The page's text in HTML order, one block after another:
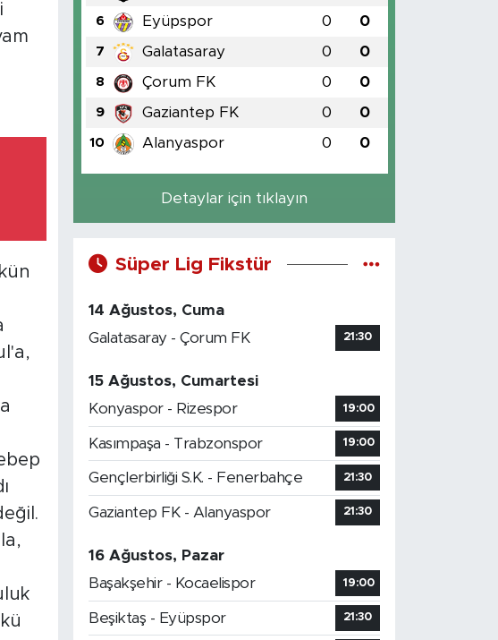
6 Eyüpspor 0 0
7 Galatasaray 0 0
8 Çorum FK 0 0
9 Gaziantep FK 0 0
10 Alanyaspor 0 0
Detaylar için tıklayın
Süper Lig Fikstür
14 Ağustos, Cuma
Galatasaray - Çorum FK
21:30
15 Ağustos, Cumartesi
Konyaspor - Rizespor
19:00
Kasımpaşa - Trabzonspor 19:00
Gençlerbirliği S.K. - Fenerbahçe 21:30
Gaziantep FK - Alanyaspor 21:30
16 Ağustos, Pazar
Başakşehir - Kocaelispor
19:00
Beşiktaş - Eyüpspor 21:30